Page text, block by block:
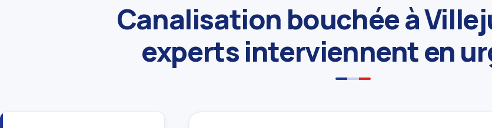
Canalisation bouchée à
experts interviennent en